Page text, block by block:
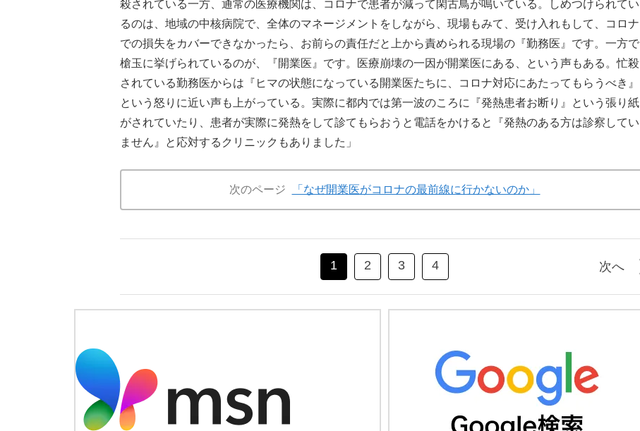
殺されている一方、通常の医療機関は、コロナで患者が減って閑古鳥が鳴いている。しめつけられてい
るのは、地域の中核病院で、全体のマネージメントをしながら、現場もみて、受け入れもして、コロナ
での損失をカバーできなかったら、お前らの責任だと上から責められる現場の『勤務医』です。一方で
槍玉に挙げられているのが、『開業医』です。医療崩壊の一因が開業医にある、という声もある。忙殺
されている勤務医からは『ヒマの状態になっている開業医たちに、コロナ対応にあたってもらうべき』
という怒りに近い声も上がっている。実際に都内では第一波のころに『発熱患者お断り』という張り紙
がされていたり、患者が実際に発熱をして診てもらおうと電話をかけると『発熱のある方は診察してい
ません』と応対するクリニックもありました」
次のページ 「なぜ開業医がコロナの最前線に行かないのか」
1 2 3 4 次へ